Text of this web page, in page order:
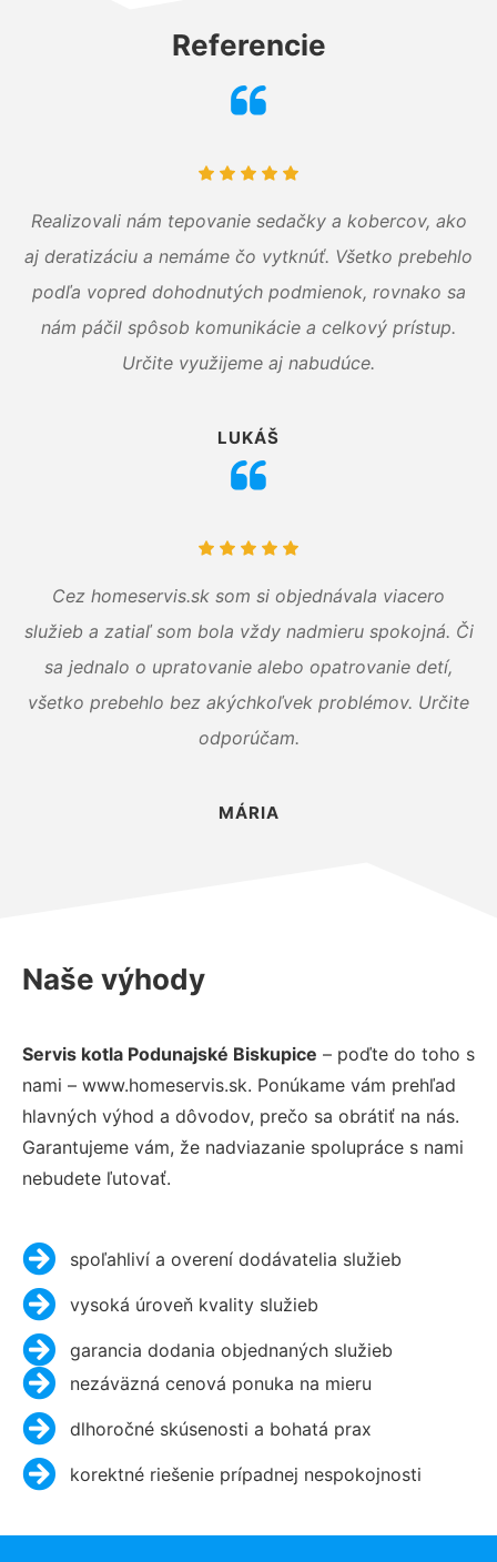
Referencie
Realizovali nám tepovanie sedačky a kobercov, ako
aj deratizáciu a nemáme čo vytknúť. Všetko prebehlo
podľa vopred dohodnutých podmienok, rovnako sa
nám páčil spôsob komunikácie a celkový prístup.
Určite využijeme aj nabudúce.
LUKÁŠ
Cez homeservis.sk som si objednávala viacero
služieb a zatiaľ som bola vždy nadmieru spokojná. Či
sa jednalo o upratovanie alebo opatrovanie detí,
všetko prebehlo bez akýchkoľvek problémov. Určite
odporúčam.
MÁRIA
Naše výhody
Servis kotla Podunajské Biskupice – poďte do toho s
nami – www.homeservis.sk. Ponúkame vám prehľad
hlavných výhod a dôvodov, prečo sa obrátiť na nás.
Garantujeme vám, že nadviazanie spolupráce s nami
nebudete ľutovať.
spoľahliví a overení dodávatelia služieb
vysoká úroveň kvality služieb
garancia dodania objednaných služieb
nezáväzná cenová ponuka na mieru
dlhoročné skúsenosti a bohatá prax
korektné riešenie prípadnej nespokojnosti